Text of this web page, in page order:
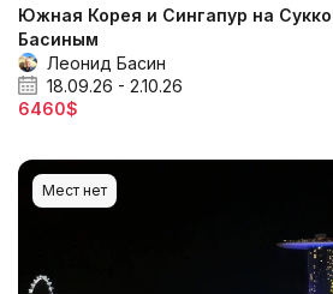
Южная Корея и Сингапур на
Басиным
Леонид Басин
18.09.26 - 2.10.26
6460$
Мест нет